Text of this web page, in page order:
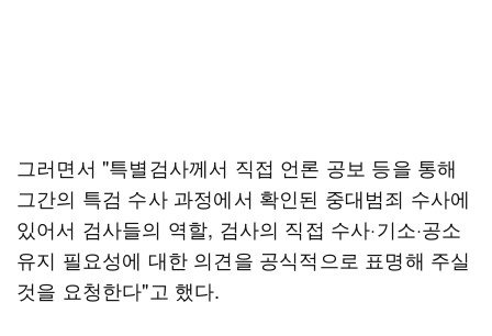
그러면서 "특별검사께서 직접 언론 공보 등을 통해
그간의 특검 수사 과정에서 확인된 중대범죄 수사에
있어서 검사들의 역할, 검사의 직접 수사·기소·공소
유지 필요성에 대한 의견을 공식적으로 표명해 주실
것을 요청한다"고 했다.